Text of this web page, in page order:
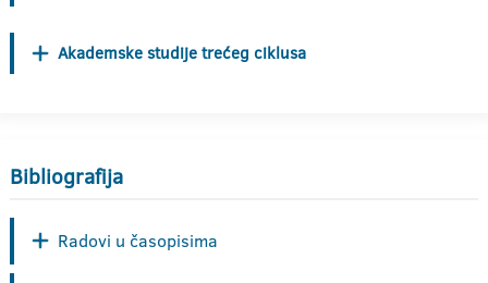
Akademske studije trećeg ciklusa
Bibliografija
Radovi u časopisima